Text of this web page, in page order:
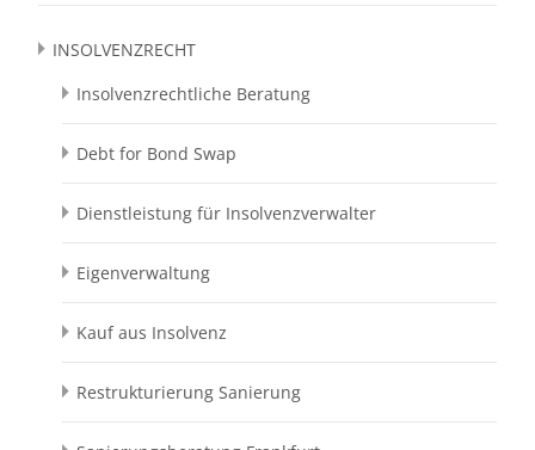
INSOLVENZRECHT
Insolvenzrechtliche Beratung
Debt for Bond Swap
Dienstleistung für Insolvenzverwalter
Eigenverwaltung
Kauf aus Insolvenz
Restrukturierung Sanierung